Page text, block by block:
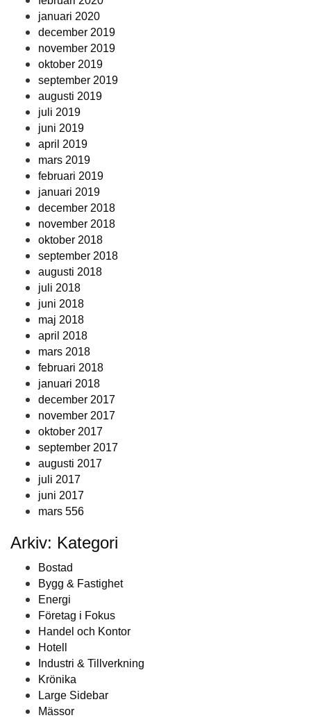
januari 2020
december 2019
november 2019
oktober 2019
september 2019
augusti 2019
juli 2019
juni 2019
april 2019
mars 2019
februari 2019
januari 2019
december 2018
november 2018
oktober 2018
september 2018
augusti 2018
juli 2018
juni 2018
maj 2018
april 2018
mars 2018
februari 2018
januari 2018
december 2017
november 2017
oktober 2017
september 2017
augusti 2017
juli 2017
juni 2017
mars 556
Arkiv: Kategori
Bostad
Bygg & Fastighet
Energi
Företag i Fokus
Handel och Kontor
Hotell
Industri & Tillverkning
Krönika
Large Sidebar
Mässor